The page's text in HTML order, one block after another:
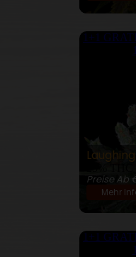
1+1
Preise Ab
Mehr
1+1